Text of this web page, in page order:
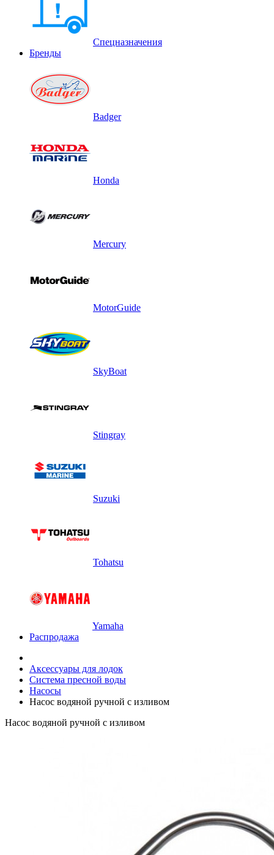
Спецназначения
Бренды
Badger
Honda
Mercury
MotorGuide
SkyBoat
Stingray
Suzuki
Tohatsu
Yamaha
Распродажа
Аксессуары для лодок
Система пресной воды
Насосы
Насос водяной ручной с изливом
Насос водяной ручной с изливом